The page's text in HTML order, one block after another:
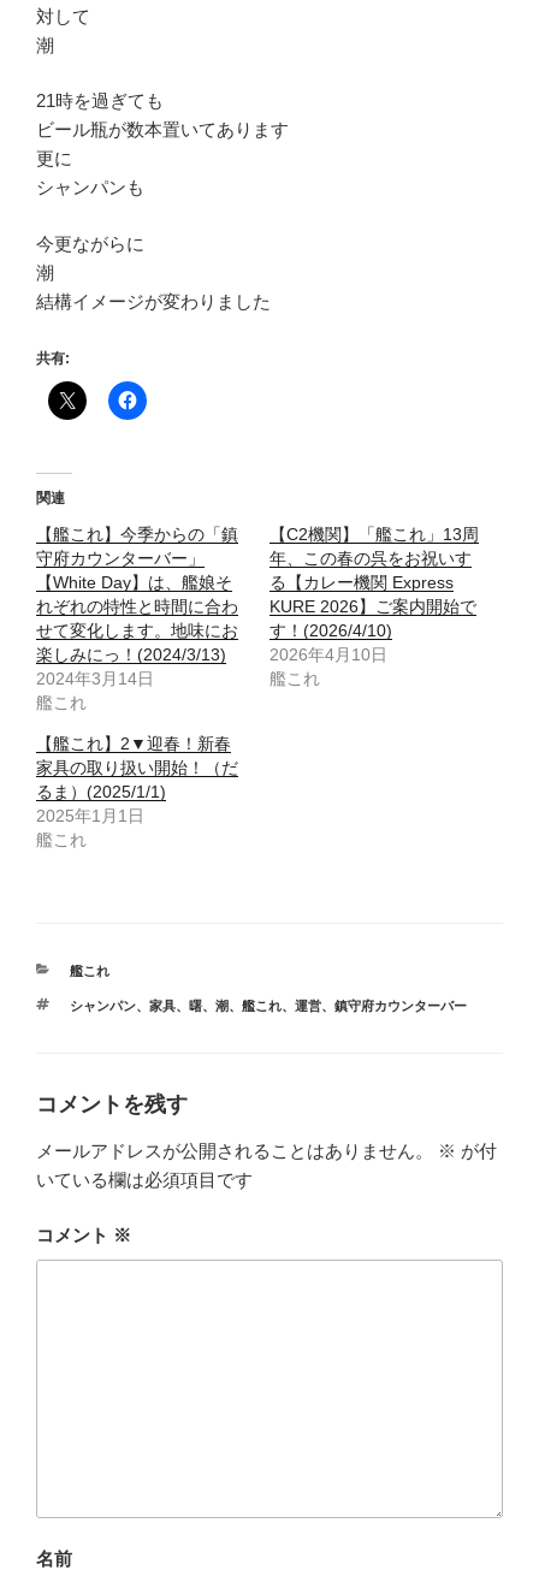
対して
潮
21時を過ぎても
ビール瓶が数本置いてあります
更に
シャンパンも
今更ながらに
潮
結構イメージが変わりました
共有:
関連
【艦これ】今季からの「鎮
守府カウンターバー」
【White Day】は、艦娘そ
れぞれの特性と時間に合わ
せて変化します。地味にお
楽しみにっ！(2024/3/13)
2024年3月14日
艦これ
【C2機関】「艦これ」13周
年、この春の呉をお祝いす
る【カレー機関 Express
KURE 2026】ご案内開始で
す！(2026/4/10)
2026年4月10日
艦これ
【艦これ】2▼迎春！新春
家具の取り扱い開始！（だ
るま）(2025/1/1)
2025年1月1日
艦これ
カ
ゴ
艦これ
タ
シャンパン、 家具、 曙、 潮、 艦これ、 運営、 鎮守府カウンターバー
コメントを残す
メールアドレスが公開されることはありません。 ※ が付
いている欄は必須項目です
コメント ※
名前